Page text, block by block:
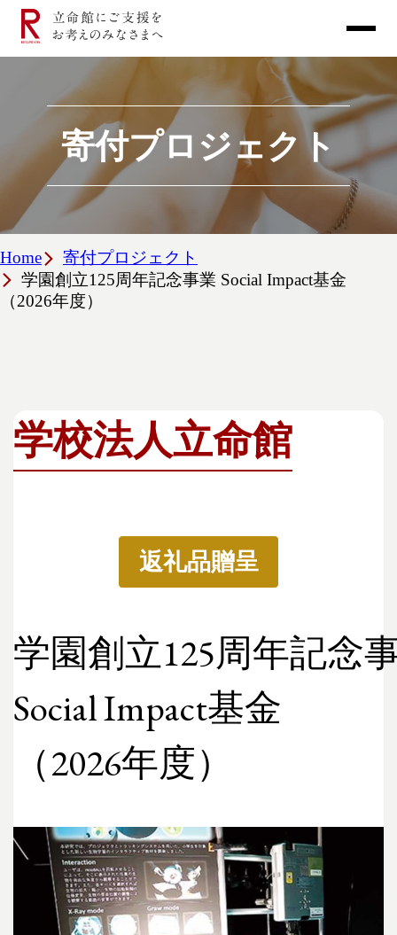
寄付プロジェクト
Home
寄付プロジェクト
学園創立125周年記念事業 Social Impact基金
（2026年度）
学校法人立命館
返礼品贈呈
学園創立125周年記念
Social Impact基金
（2026年度）